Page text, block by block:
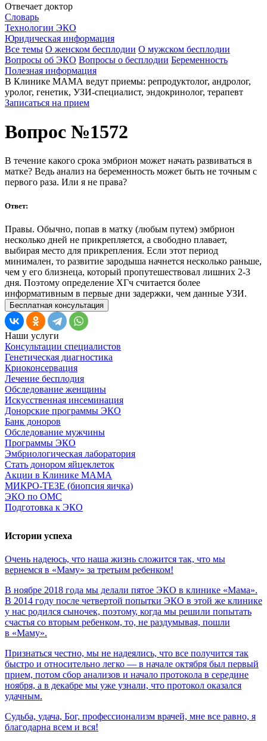
Отвечает доктор
Словарь
Технологии ЭКО
Юридическая информация
Все темы О женском бесплодии О мужском бесплодии
Вопросы об ЭКО Вопросы о бесплодии Беременность
Полезная информация
В Клинике МАМА ведут приемы: репродуктолог, андролог,
уролог, генетик, УЗИ-специалист, эндокринолог, терапевт
Записаться на прием
Вопрос №1572
В течение какого срока эмбрион может начать развиваться в
матке? Ведь анализ на беременность может быть не точным с
первого раза. Или я не права?
Ответ:
Правы. Обычно, попав в матку (любым путем) эмбрион
несколько дней не прикрепляется, а свободно плавает,
выбирая место для прикрепления. Если этот период
минимален, то развитие зародыша начнется несколько раньше,
чем у его близнеца, который пропутешествовал лишних 2-3
дня. Поэтому определение ХГч считается более
информативным в первые дни задержки, чем данные УЗИ.
Бесплатная консультация
Наши услуги
Консультации специалистов
Генетическая диагностика
Криоконсервация
Лечение бесплодия
Обследование женщины
Искусственная инсеминация
Донорские программы ЭКО
Банк доноров
Обследование мужчины
Программы ЭКО
Эмбриологическая лаборатория
Стать донором яйцеклеток
Акции в Клинике МАМА
МИКРО-ТЕЗЕ (биопсия яичка)
ЭКО по ОМС
Подготовка к ЭКО
Истории успеха
Очень надеюсь, что наша жизнь сложится так, что мы
вернемся в «Маму» за третьим ребенком!
В ноябре 2018 года мы делали пятое ЭКО в клинике «Мама».
В 2014 году после четвертой попытки ЭКО в этой же клинике
у нас родился сыночек, поэтому, когда мы решили попытать
счастья со вторым ребенком, то, не раздумывая, пошли
в «Маму».
Признаться честно, мы не надеялись, что все получится так
быстро и относительно легко — в начале октября был первый
прием, потом сбор анализов и начало протокола в середине
ноября, а в декабре мы уже узнали, что протокол оказался
удачным.
Судьба, удача, Бог, профессионализм врачей, мне все равно, я
благодарна всем и вся!